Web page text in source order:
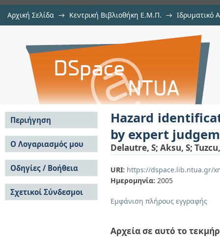
Αρχική Σελίδα → Κεντρική Βιβλιοθήκη Ε.Μ.Π. → Ιδρυματικό
Hazard identification & risk
judgement
Hazard
by expert
Delautre, S; Aksu, S;
URI: https://dspace.lib.ntua.gr/
Ημερομηνία: 2005
Εμφάνιση πλήρους εγγραφής
Αρχεία σε αυτό το
Περιήγηση
Σε όλο το DSpace
Κοινότητες & Συλλογές
Ανά Ημερομηνία
Έκδοσης
Συγγραφείς
Τίτλοι
Θέματα
Ο Λογαριασμός μου
Σύνδεση
Εγγραφή
Οδηγίες / Βοήθεια
Οδηγίες Υποβολής
Οδηγίες Χρήσης ΙΑ
Συχνές Ερωτήσεις
Σχετικοί Σύνδεσμοι